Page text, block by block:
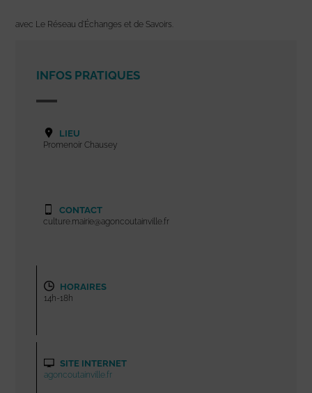
avec Le Réseau d’Échanges et de Savoirs.
INFOS PRATIQUES
LIEU
Promenoir Chausey
CONTACT
culture.mairie@agoncoutainville.fr
HORAIRES
14h-18h
SITE INTERNET
agoncoutainville.fr